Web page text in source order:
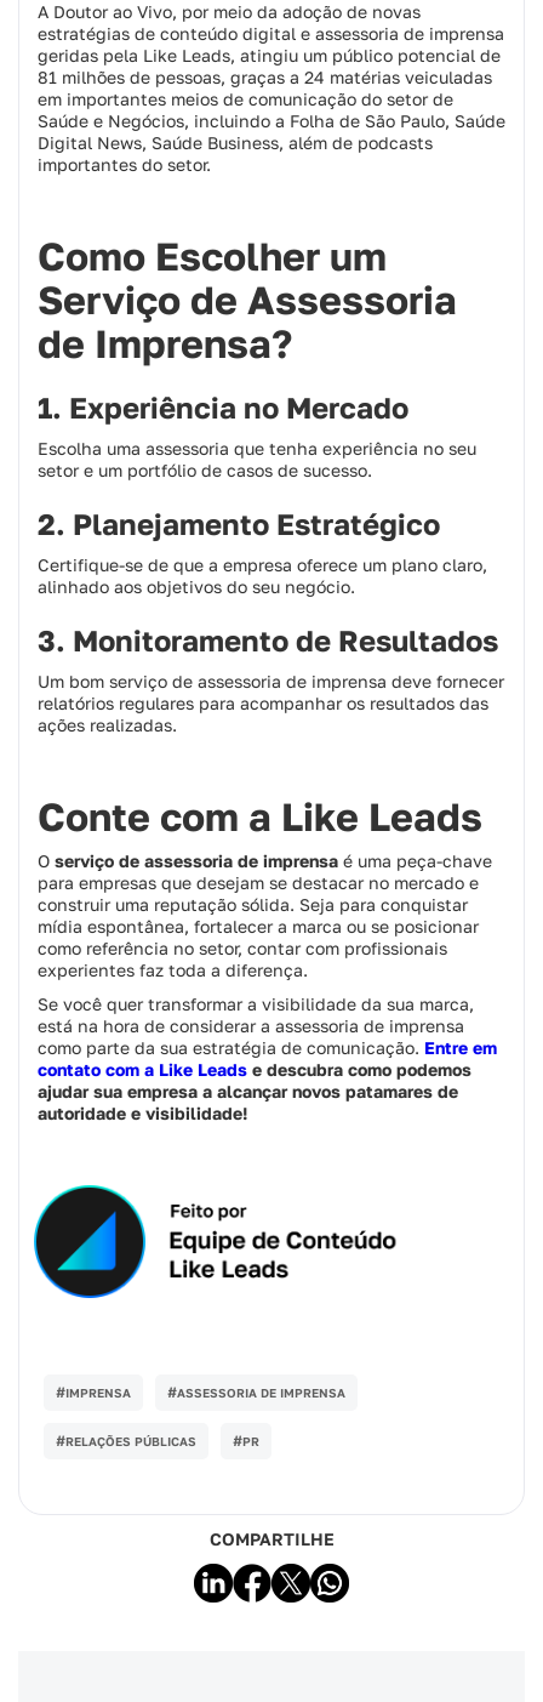
A Doutor ao Vivo, por meio da adoção de novas
estratégias de conteúdo digital e assessoria de imprensa
geridas pela Like Leads, atingiu um público potencial de
81 milhões de pessoas, graças a 24 matérias veiculadas
em importantes meios de comunicação do setor de
Saúde e Negócios, incluindo a Folha de São Paulo, Saúde
Digital News, Saúde Business, além de podcasts
importantes do setor.
Como Escolher um
Serviço de Assessoria
de Imprensa?
1. Experiência no Mercado
Escolha uma assessoria que tenha experiência no seu
setor e um portfólio de casos de sucesso.
2. Planejamento Estratégico
Certifique-se de que a empresa oferece um plano claro,
alinhado aos objetivos do seu negócio.
3. Monitoramento de Resultados
Um bom serviço de assessoria de imprensa deve fornecer
relatórios regulares para acompanhar os resultados das
ações realizadas.
Conte com a Like Leads
O serviço de assessoria de imprensa é uma peça-chave
para empresas que desejam se destacar no mercado e
construir uma reputação sólida. Seja para conquistar
mídia espontânea, fortalecer a marca ou se posicionar
como referência no setor, contar com profissionais
experientes faz toda a diferença.
Se você quer transformar a visibilidade da sua marca,
está na hora de considerar a assessoria de imprensa
como parte da sua estratégia de comunicação. Entre em
contato com a Like Leads e descubra como podemos
ajudar sua empresa a alcançar novos patamares de
autoridade e visibilidade!
#IMPRENSA #ASSESSORIA DE IMPRENSA
#RELAÇÕES PÚBLICAS #PR
COMPARTILHE